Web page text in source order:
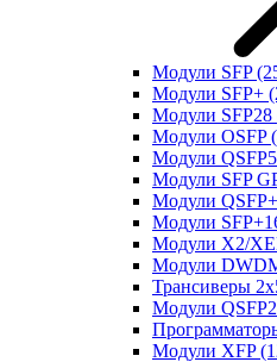
Модули SFP
Модули SFP+
Модули SFP28
Модули OSFP
Модули
Модули SFP
Модули QSFP+
Модули
Модули X2/
Модули
Трансиверы
Модули
Модули XFP